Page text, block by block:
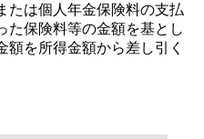
たは個人年金保険料の支払
た保険料等の金額を基とし
を所得金額から差し引く